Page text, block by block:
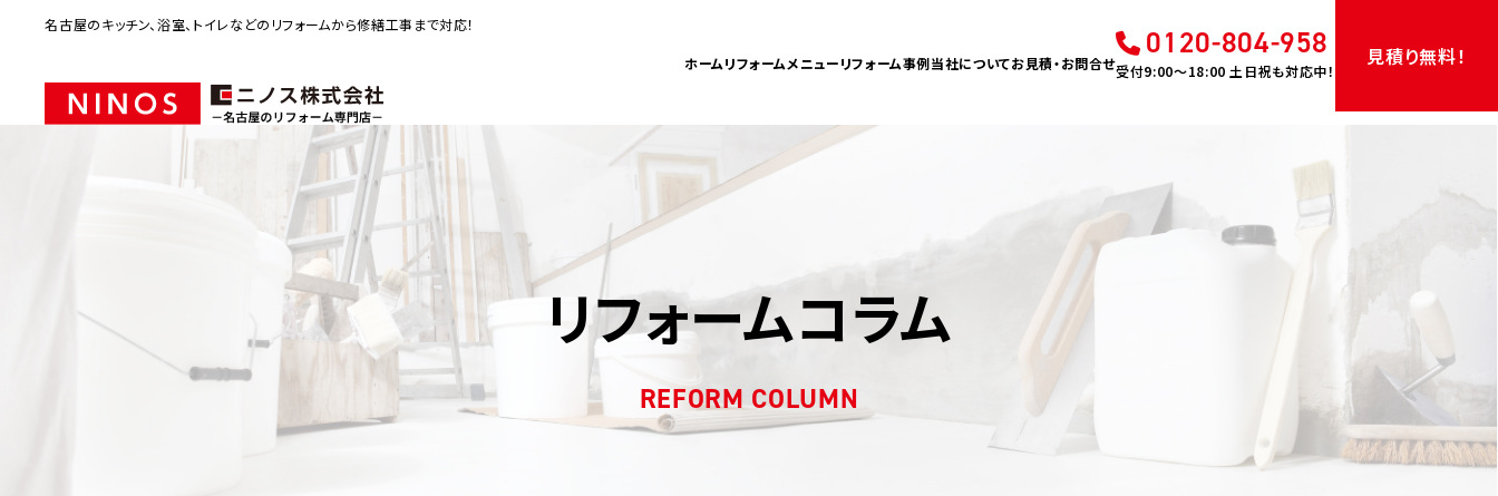
名古屋のキッチン、浴室、トイレなどのリフォームから修繕工事まで対応！
ホームリフォームメニューリフォーム事例当社についてお見積・お問合せ
0120-804-958
受付9:00〜18:00 土日祝も対応中！
見積り無料！
リフォームコラム
REFORM COLUMN